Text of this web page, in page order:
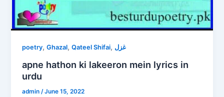
poetry,Ghazal,Qateel Shifai, غزل
apne hathon ki lakeeron mein lyrics in
urdu
admin/June 15, 2022